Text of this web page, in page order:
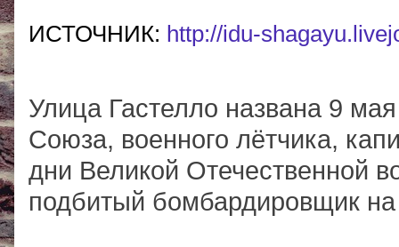
ИСТОЧНИК: http://idu-
Улица Гастелло названа 9
Союза, военного лётчика,
дни Великой Отечественной
подбитый бомбардировщик на